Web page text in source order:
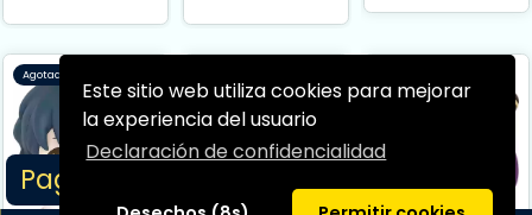
Este sitio web utiliza cookies para mejorar
la experiencia del usuario
Declaración de confidencialidad
Page 1/1
Agotado